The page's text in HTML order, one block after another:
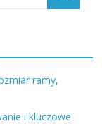
ramy,
i kluczowe